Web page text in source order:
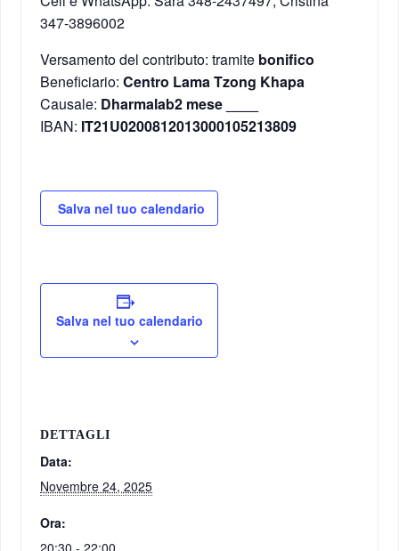
347-3896002
Versamento del contributo: tramite bonifico
Beneficiario:Centro Lama Tzong Khapa
Causale: Dharmalab2 mese ____
IBAN: IT21U0200812013000105213809
Salva nel tuo calendario
Salva nel tuo calendario
DETTAGLI
Data:
Novembre 24, 2025
Ora: